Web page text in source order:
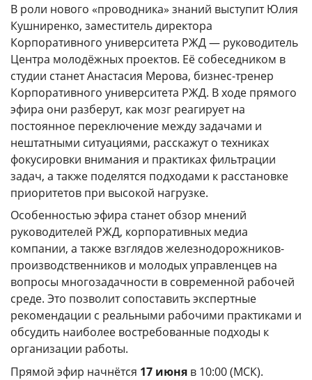
Каталог программ
Сообщество внутренних тренеров
Контакты
КАМПУСЫ
Щербинка Мясницкая
Владивосток
В роли нового «проводника» знаний выступит Юлия
Кушниренко, заместитель директора
Корпоративного университета РЖД — руководитель
Центра молодёжных проектов. Её собеседником в
студии станет Анастасия Мерова, бизнес-тренер
Корпоративного университета РЖД. В ходе прямого
эфира они разберут, как мозг реагирует на
постоянное переключение между задачами и
нештатными ситуациями, расскажут о техниках
фокусировки внимания и практиках фильтрации
задач, а также поделятся подходами к расстановке
приоритетов при высокой нагрузке.
Особенностью эфира станет обзор мнений
руководителей РЖД, корпоративных медиа
компании, а также взглядов железнодорожников-
производственников и молодых управленцев на
вопросы многозадачности в современной рабочей
среде. Это позволит сопоставить экспертные
рекомендации с реальными рабочими практиками и
обсудить наиболее востребованные подходы к
организации работы.
Прямой эфир начнётся 17 июня в 10:00 (МСК).